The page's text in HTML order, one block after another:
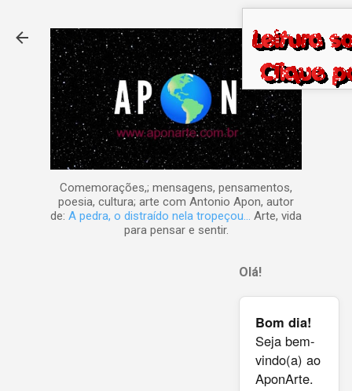
Comemorações,; mensagens, pensamentos,
poesia, cultura; arte com Antonio Apon, autor
de: A pedra, o distraído nela tropeçou... Arte, vida
para pensar e sentir.
Olá!
Bom dia!
Seja bem-
vindo(a) ao
AponArte.